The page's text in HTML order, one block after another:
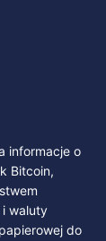
informacje o
Bitcoin,
i waluty
do